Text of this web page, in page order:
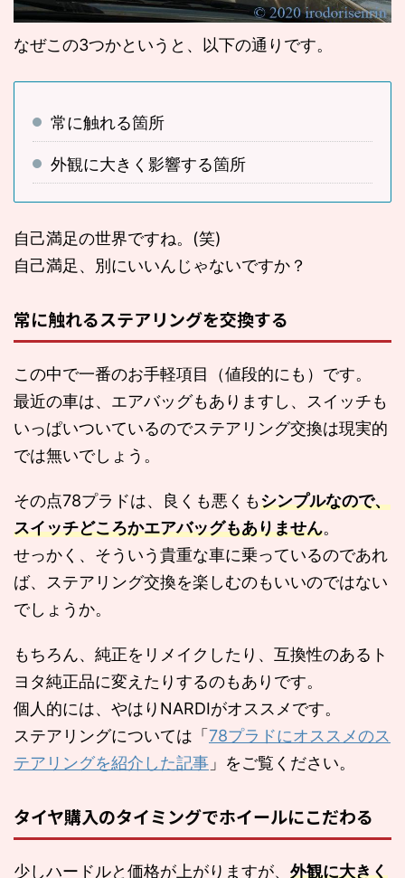
なぜこの3つかというと、以下の通りです。
常に触れる箇所
外観に大きく影響する箇所
自己満足の世界ですね。(笑)
自己満足、別にいいんじゃないですか？
常に触れるステアリングを交換する
この中で一番のお手軽項目（値段的にも）です。
最近の車は、エアバッグもありますし、スイッチも
いっぱいついているのでステアリング交換は現実的
では無いでしょう。
その点78プラドは、良くも悪くもシンプルなので、
スイッチどころかエアバッグもありません。
せっかく、そういう貴重な車に乗っているのであれ
ば、ステアリング交換を楽しむのもいいのではない
でしょうか。
もちろん、純正をリメイクしたり、互換性のあるト
ヨタ純正品に変えたりするのもありです。
個人的には、やはりNARDIがオススメです。
ステアリングについては「 78プラドにオススメのス
テアリングを紹介した記事 」をご覧ください。
タイヤ購入のタイミングでホイールにこだわる
少しハードルと価格が上がりますが、 外観に大きく